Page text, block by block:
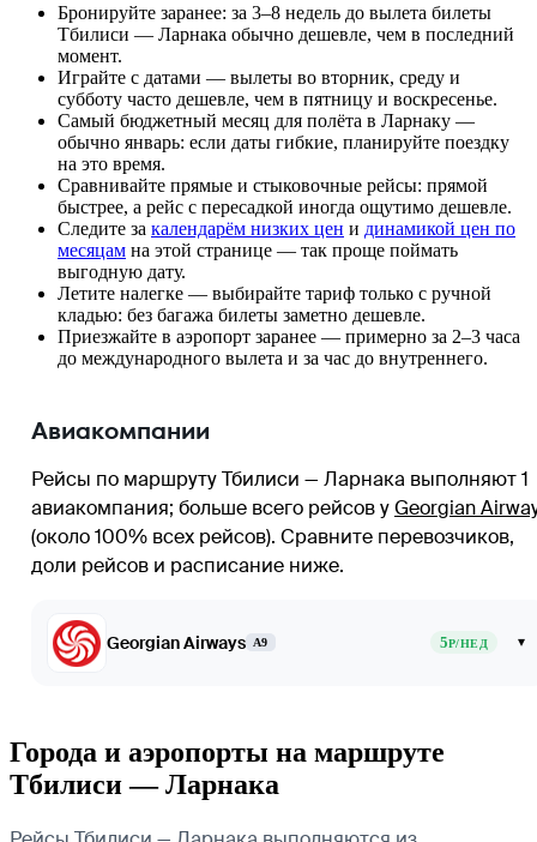
Бронируйте заранее: за 3–8 недель до вылета билеты
Тбилиси — Ларнака обычно дешевле, чем в последний
момент.
Играйте с датами — вылеты во вторник, среду и
субботу часто дешевле, чем в пятницу и воскресенье.
Самый бюджетный месяц для полёта в Ларнаку —
обычно январь: если даты гибкие, планируйте поездку
на это время.
Сравнивайте прямые и стыковочные рейсы: прямой
быстрее, а рейс с пересадкой иногда ощутимо дешевле.
Следите за календарём низких цен и динамикой цен по
месяцам на этой странице — так проще поймать
выгодную дату.
Летите налегке — выбирайте тариф только с ручной
кладью: без багажа билеты заметно дешевле.
Приезжайте в аэропорт заранее — примерно за 2–3 часа
до международного вылета и за час до внутреннего.
Авиакомпании
Рейсы по маршруту Тбилиси — Ларнака выполняют 1
авиакомпания; больше всего рейсов уGeorgian
(около 100% всех рейсов). Сравните перевозчиков,
доли рейсов и расписание ниже.
Georgian Airways A9 5Р/НЕД ▾
Города и аэропорты на маршруте
Тбилиси — Ларнака